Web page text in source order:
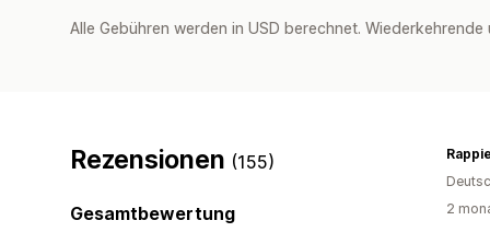
Alle Gebühren werden in USD berechnet.
Rezensionen (155)
Gesamtbewertung
2